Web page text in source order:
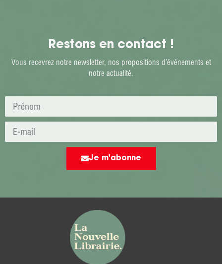
Restons en contact !
Vous recevrez notre newsletter, nos propositions d’événements et
notre actualité.
Je m'abonne